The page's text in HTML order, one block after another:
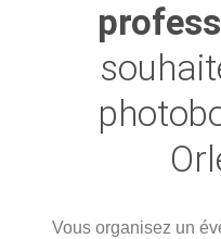
Vous organisez un